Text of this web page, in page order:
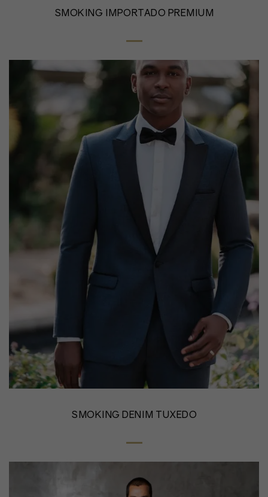
SMOKING IMPORTADO PREMIUM
SMOKING DENIM TUXEDO